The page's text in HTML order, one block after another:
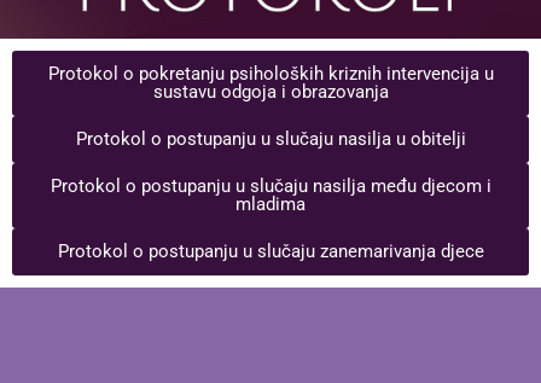
Protokol o pokretanju psiholoških kriznih intervencija u
sustavu odgoja i obrazovanja
Protokol o postupanju u slučaju nasilja u obitelji
Protokol o postupanju u slučaju nasilja među djecom i
mladima
Protokol o postupanju u slučaju zanemarivanja djece